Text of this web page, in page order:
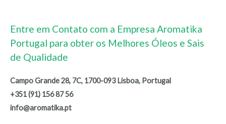
Entre em Contato com a Empresa Aromatika
Portugal para obter os Melhores Óleos e Sais
de Qualidade
Campo Grande 28, 7C, 1700-093 Lisboa, Portugal
+351 (91) 156 87 56
info@aromatika.pt